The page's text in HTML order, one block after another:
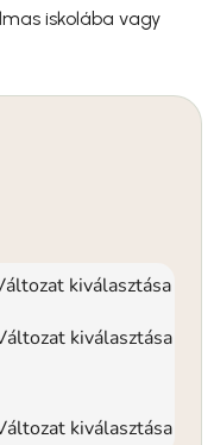
iskolába vagy
kiválasztása
kiválasztása
kiválasztása